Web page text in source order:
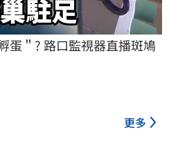
蛋＂? 路口監視器直播斑鳩
更多